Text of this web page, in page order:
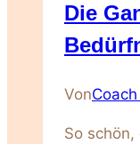
Die
Von
So